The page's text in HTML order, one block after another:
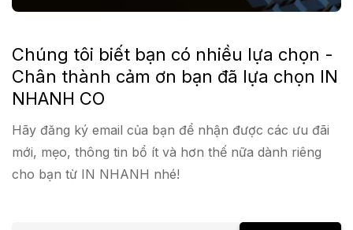
Chúng tôi biết bạn có nhiều lựa chọn -
Chân thành cảm ơn bạn đã lựa chọn IN
NHANH CO
Hãy đăng ký email của bạn để nhận được các ưu đãi
mới, mẹo, thông tin bổ ít và hơn thế nữa dành riêng
cho bạn từ IN NHANH nhé!